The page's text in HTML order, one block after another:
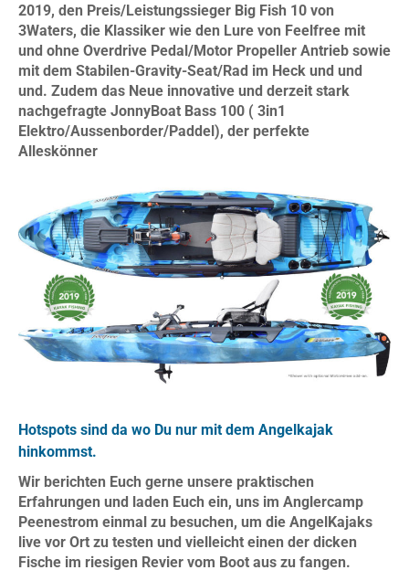
2019, den Preis/Leistungssieger Big Fish 10 von
3Waters, die Klassiker wie den Lure von Feelfree mit
und ohne Overdrive Pedal/Motor Propeller Antrieb sowie
mit dem Stabilen-Gravity-Seat/Rad im Heck und und
und. Zudem das Neue innovative und derzeit stark
nachgefragte JonnyBoat Bass 100 ( 3in1
Elektro/Aussenborder/Paddel), der perfekte
Alleskönner
Hotspots sind da wo Du nur mit dem Angelkajak
hinkommst.
Wir berichten Euch gerne unsere praktischen
Erfahrungen und laden Euch ein, uns im Anglercamp
Peenestrom einmal zu besuchen, um die AngelKajaks
live vor Ort zu testen und vielleicht einen der dicken
Fische im riesigen Revier vom Boot aus zu fangen.